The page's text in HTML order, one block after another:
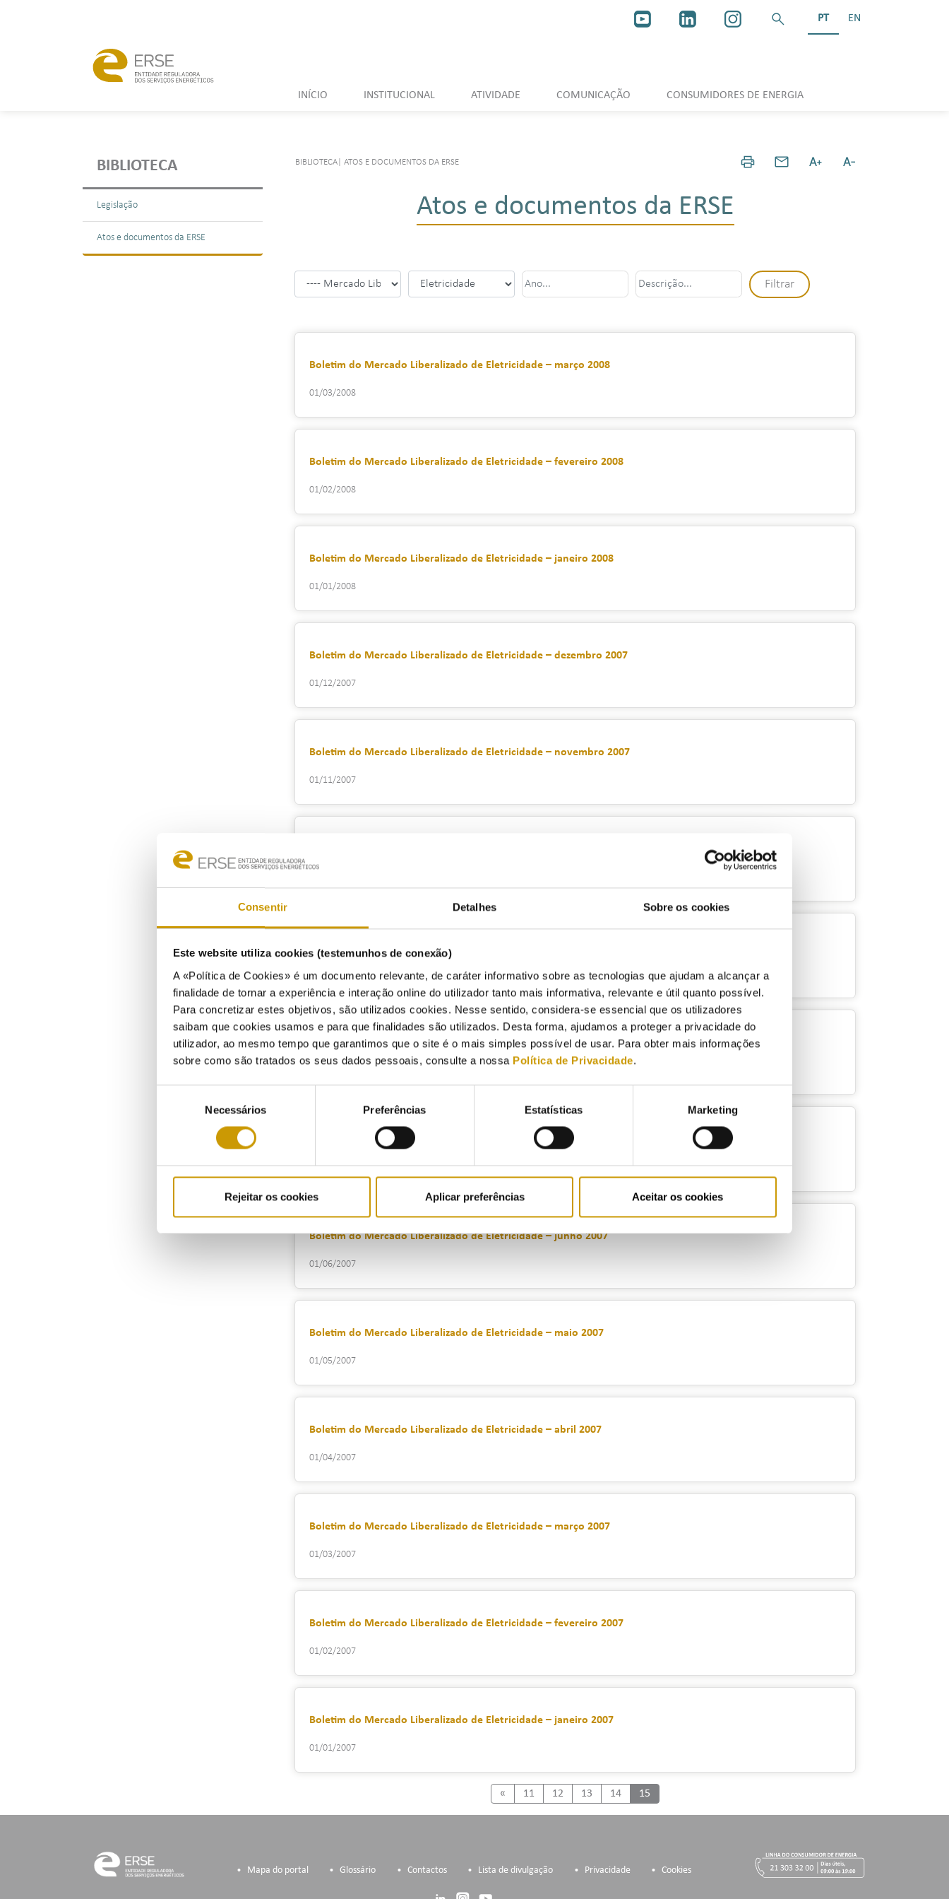
Consentir Detalhes Sobre os cookies
Este website utiliza cookies (testemunhos de conexão)
A «Política de Cookies» é um documento relevante, de caráter informativo sobre as tecnologias que ajudam a alcançar a
finalidade de tornar a experiência e interação online do utilizador tanto mais informativa, relevante e útil quanto possível.
Para concretizar estes objetivos, são utilizados cookies. Nesse sentido, considera-se essencial que os utilizadores
saibam que cookies usamos e para que finalidades são utilizados. Desta forma, ajudamos a proteger a privacidade do
utilizador, ao mesmo tempo que garantimos que o site é o mais simples possível de usar. Para obter mais informações
sobre como são tratados os seus dados pessoais, consulte a nossa Política de Privacidade.
consentimento
Necessários Preferências Estatísticas Marketing
Rejeitar os cookies Aplicar preferências Aceitar os cookies
PT EN
INÍCIO INSTITUCIONAL ATIVIDADE COMUNICAÇÃO CONSUMIDORES DE ENERGIA
BIBLIOTECA
Legislação
Atos e documentos da ERSE
BIBLIOTECA ATOS E DOCUMENTOS DA ERSE
Atos e documentos da ERSE
Boletim do Mercado Liberalizado de Eletricidade – março 2008
01/03/2008
Boletim do Mercado Liberalizado de Eletricidade – fevereiro 2008
01/02/2008
Boletim do Mercado Liberalizado de Eletricidade – janeiro 2008
01/01/2008
Boletim do Mercado Liberalizado de Eletricidade – dezembro 2007
01/12/2007
Boletim do Mercado Liberalizado de Eletricidade – novembro 2007
01/11/2007
Boletim do Mercado Liberalizado de Eletricidade – setembro 2007
01/09/2007
Boletim do Mercado Liberalizado de Eletricidade – agosto 2007
Boletim do Mercado Liberalizado de Eletricidade – julho 2007
01/07/2007
Boletim do Mercado Liberalizado de Eletricidade – junho 2007
01/06/2007
Boletim do Mercado Liberalizado de Eletricidade – maio 2007
01/05/2007
Boletim do Mercado Liberalizado de Eletricidade – abril 2007
01/04/2007
Boletim do Mercado Liberalizado de Eletricidade – março 2007
01/03/2007
Boletim do Mercado Liberalizado de Eletricidade – fevereiro 2007
01/02/2007
Boletim do Mercado Liberalizado de Eletricidade – janeiro 2007
01/01/2007
« Previous
11 12 13 14 15
Mapa do portal Glossário Contactos Lista de divulgação Privacidade Cookies